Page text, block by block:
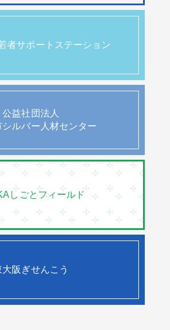
者サポートステーション
公益社団法人
シルバー人材センター
しごとフィールド
大阪ぎせんこう